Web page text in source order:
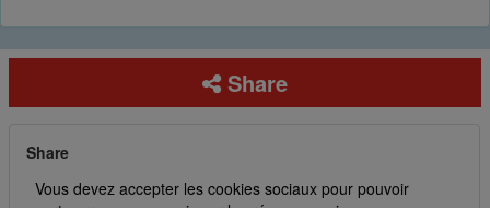
Share
Share
Vous devez accepter les cookies sociaux pour pouvoir